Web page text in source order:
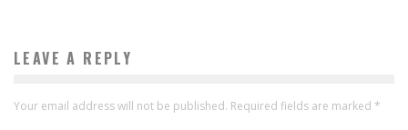
LEAVE A REPLY
Your email address will not be published. Required fields are marked *